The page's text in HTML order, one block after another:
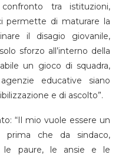
tra istituzioni,
permette di maturare la
il disagio giovanile,
sforzo all’interno della
un gioco di squadra,
educative siano
e di ascolto”.
“Il mio vuole essere un
prima che da sindaco,
le paure, le ansie e le